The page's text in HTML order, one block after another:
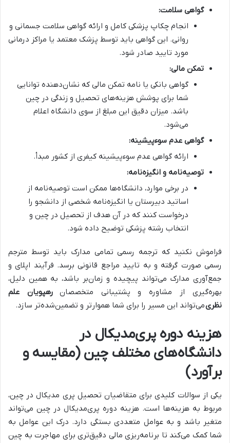
گواهی سلامت:
انجام چکاپ پزشکی کامل و ارائه گواهی سلامت جسمانی و
روانی. این گواهی باید توسط پزشک معتمد یا مراکز درمانی
مورد تایید صادر شود.
تمکن مالی:
گواهی بانکی یا نامه تمکن مالی که نشان‌دهنده توانایی
شما برای پوشش هزینه‌های تحصیل و زندگی در چین
باشد. میزان دقیق این مبلغ از سوی دانشگاه اعلام
می‌شود.
گواهی عدم سوءپیشینه:
ارائه گواهی عدم سوءپیشینه کیفری از کشور مبدأ.
توصیه‌نامه و انگیزه‌نامه:
در برخی موارد، دانشگاه‌ها ممکن است توصیه‌نامه از
اساتید دبیرستان یا انگیزه‌نامه شخصی از دانشجو را
درخواست کنند که در آن هدف از تحصیل در چین و
انتخاب رشته پزشکی توضیح داده شود.
فراموش نکنید که ترجمه رسمی تمامی مدارک باید توسط مترجم
رسمی صورت گرفته و به تایید مراجع قانونی برسد. فرآیند اپلای و
جمع‌آوری مدارک می‌تواند پیچیده و زمان‌بر باشد، به همین دلیل،
بهره‌گیری از مشاوره و پشتیبانی متخصصان
رهپویان علم
نظریمی‌تواند این مسیر را برای شما هموارتر و تضمین‌شده‌تر سازد.
هزینه دوره پری‌مدیکال در
دانشگاه‌های مختلف چین (مقایسه و
برآورد)
یکی از سوالات کلیدی برای متقاضیان تحصیل پری مدیکال در چین،
مربوط به هزینه‌ها است. هزینه دوره پری‌مدیکال در چین می‌تواند
متغیر باشد و به عوامل متعددی بستگی دارد. درک این عوامل به
شما کمک می‌کند تا برنامه‌ریزی مالی دقیق‌تری برای مهاجرت به چین